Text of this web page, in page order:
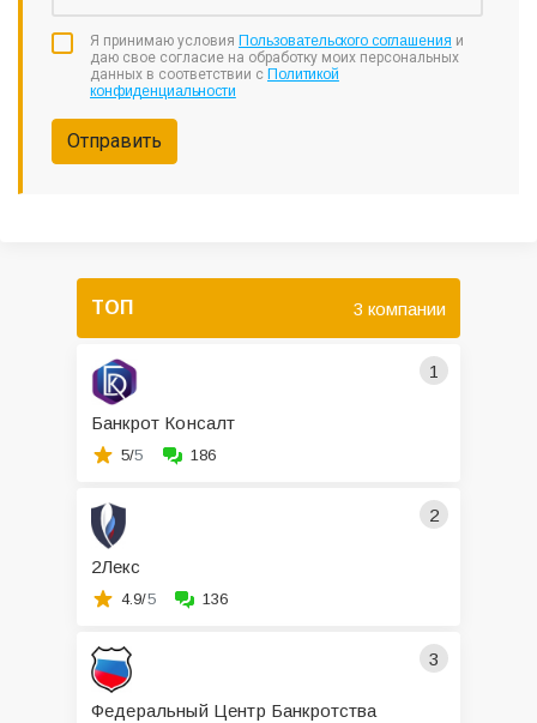
Я принимаю условия Пользовательского соглашения и
даю свое согласие на обработку моих персональных
данных в соответствии с Политикой
конфиденциальности
Отправить
ТОП 3 компании
1
Банкрот Консалт
5/5 186
2
2Лекс
4.9/5 136
3
Федеральный Центр Банкротства